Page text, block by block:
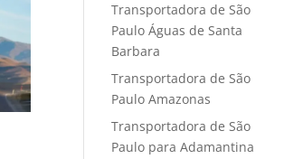
Transportadora de São
Paulo Águas de Santa
Barbara
Transportadora de São
Paulo Amazonas
Transportadora de São
Paulo para Adamantina